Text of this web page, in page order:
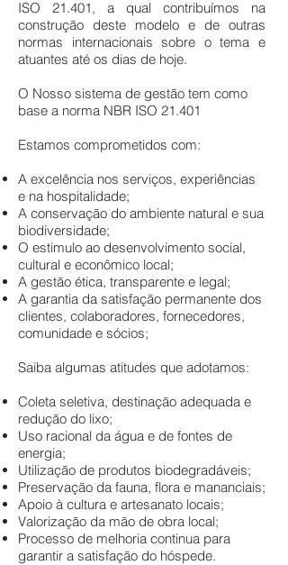
ISO 21.401, a qual contribuímos na
construção deste modelo e de outras
normas internacionais sobre o tema e
atuantes até os dias de hoje.
O Nosso sistema de gestão tem como
base a norma NBR ISO 21.401
Estamos comprometidos com:
A excelência nos serviços, experiências
e na hospitalidade;
A conservação do ambiente natural e sua
biodiversidade;
O estimulo ao desenvolvimento social,
cultural e econômico local;
A gestão ética, transparente e legal;
A garantia da satisfação permanente dos
clientes, colaboradores, fornecedores,
comunidade e sócios;
Saiba algumas atitudes que adotamos:
Coleta seletiva, destinação adequada e
redução do lixo;
Uso racional da água e de fontes de
energia;
Utilização de produtos biodegradáveis;
Preservação da fauna, flora e mananciais;
Apoio à cultura e artesanato locais;
Valorização da mão de obra local;
Processo de melhoria continua para
garantir a satisfação do hóspede.